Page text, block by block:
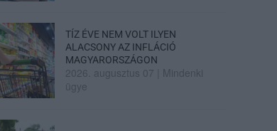
TÍZ ÉVE NEM VOLT ILYEN
ALACSONY AZ INFLÁCIÓ
MAGYARORSZÁGON
2026. augusztus 07
Mindenki
ügye